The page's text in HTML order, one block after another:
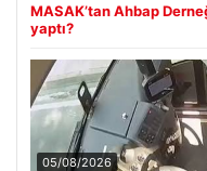
MASAK’tan Ahbap
yaptı?
05/08/2026